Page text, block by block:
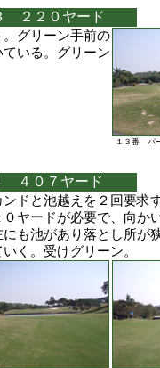
２２０ヤード
１３番 パ
グリーン手前の
いる。グリーン
４０７ヤード
ドと池越えを２回要求
ヤードが必要で、向か
も池があり落とし所が
く。受けグリーン。